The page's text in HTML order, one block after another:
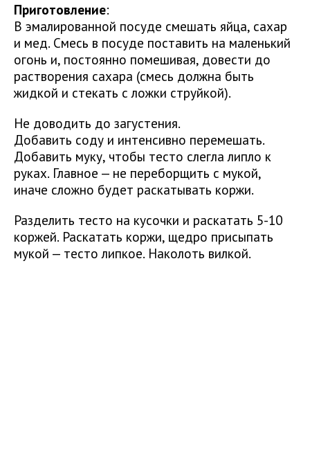
Приготовление:
В эмалированной посуде смешать яйца, сахар
и мед. Смесь в посуде поставить на маленький
огонь и, постоянно помешивая, довести до
растворения сахара (смесь должна быть
жидкой и стекать с ложки струйкой).
Не доводить до загустения.
Добавить соду и интенсивно перемешать.
Добавить муку, чтобы тесто слегла липло к
руках. Главное — не переборщить с мукой,
иначе сложно будет раскатывать коржи.
Разделить тесто на кусочки и раскатать 5-10
коржей. Раскатать коржи, щедро присыпать
мукой — тесто липкое. Наколоть вилкой.